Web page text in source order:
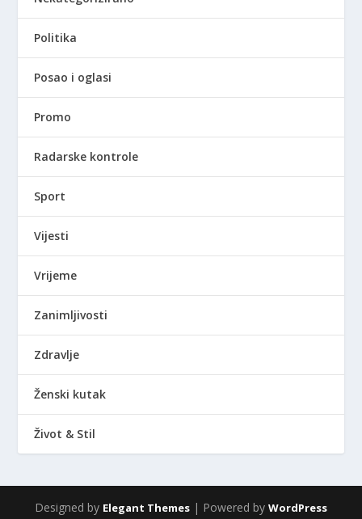
Politika
Posao i oglasi
Promo
Radarske kontrole
Sport
Vijesti
Vrijeme
Zanimljivosti
Zdravlje
Ženski kutak
Život & Stil
Designed by Elegant Themes | Powered by WordPress